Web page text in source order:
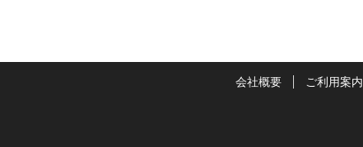
会社概要 ご利用案内